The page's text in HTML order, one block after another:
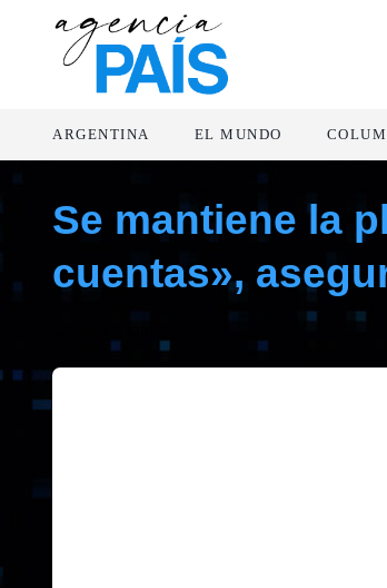
ARGENTINA EL MUNDO
Se mantiene la
cuentas»,